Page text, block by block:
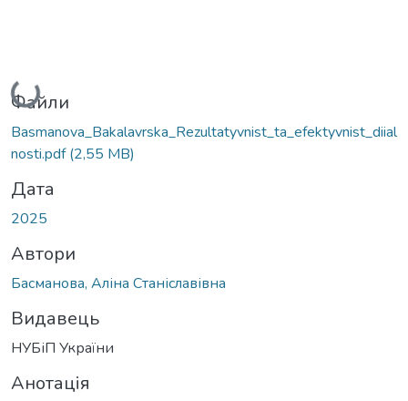
Вантажиться...
Файли
Basmanova_Bakalavrska_Rezultatyvnist_ta_efektyvnist_diial
nosti.pdf(2,55 MB)
Дата
2025
Автори
Басманова, Аліна Станіславівна
Видавець
НУБіП України
Анотація